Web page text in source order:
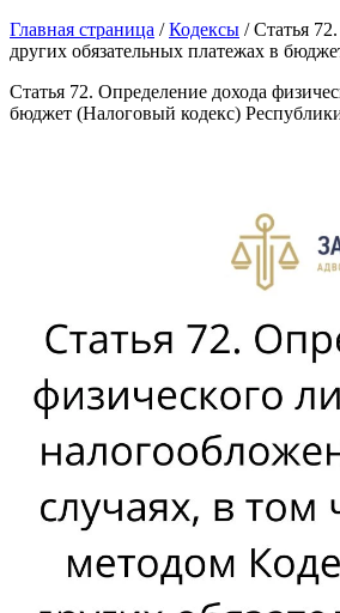
Главная страница /Кодексы /Статья
других обязательных платежах в
Статья 72. Определение дохода
бюджет (Налоговый кодекс)